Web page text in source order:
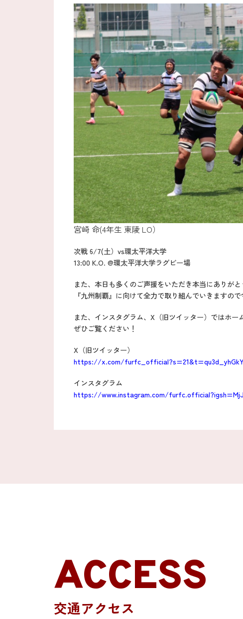
宮崎 命(4年生 東陵 LO）
次戦 6/7(土）vs環太平洋大学
13:00 K.O. @環太平洋大学ラグビー場
また、本日も多くのご声援をいただき本当にありがと
『九州制覇』に向けて全力で取り組んでいきますの
また、インスタグラム、X（旧ツイッター）ではホ
ぜひご覧ください！
X（旧ツイッター）
https://x.com/
インスタグラム
https://www.instagram.com/
ACCESS
交通アクセス